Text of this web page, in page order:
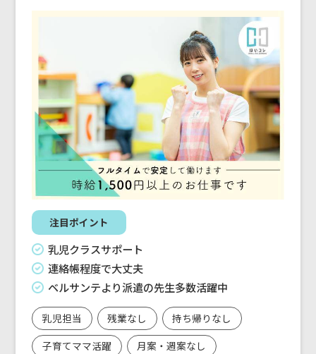
注目ポイント
乳児クラスサポート
連絡帳程度で大丈夫
ベルサンテより派遣の先生多数活躍中
乳児担当 残業なし
持ち帰りなし
子育てママ活躍
月案・週案なし